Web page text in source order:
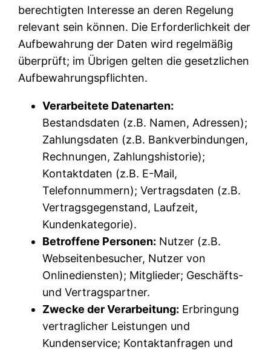
berechtigten Interesse an deren Regelung
relevant sein können. Die Erforderlichkeit der
Aufbewahrung der Daten wird regelmäßig
überprüft; im Übrigen gelten die gesetzlichen
Aufbewahrungspflichten.
Verarbeitete Datenarten:
Bestandsdaten (z.B. Namen, Adressen);
Zahlungsdaten (z.B. Bankverbindungen,
Rechnungen, Zahlungshistorie);
Kontaktdaten (z.B. E-Mail,
Telefonnummern); Vertragsdaten (z.B.
Vertragsgegenstand, Laufzeit,
Kundenkategorie).
Betroffene Personen: Nutzer (z.B.
Webseitenbesucher, Nutzer von
Onlinediensten); Mitglieder; Geschäfts-
und Vertragspartner.
Zwecke der Verarbeitung: Erbringung
vertraglicher Leistungen und
Kundenservice; Kontaktanfragen und